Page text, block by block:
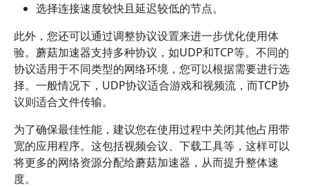
选择连接速度较快且延迟较低的节点。
此外，您还可以通过调整协议设置来进一步优化使用体
验。蘑菇加速器支持多种协议，如UDP和TCP等。不同的
协议适用于不同类型的网络环境，您可以根据需要进行选
择。一般情况下，UDP协议适合游戏和视频流，而TCP协
议则适合文件传输。
为了确保最佳性能，建议您在使用过程中关闭其他占用带
宽的应用程序。这包括视频会议、下载工具等，这样可以
将更多的网络资源分配给蘑菇加速器，从而提升整体速
度。